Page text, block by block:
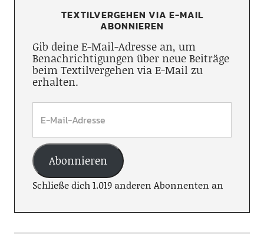
TEXTILVERGEHEN VIA E-MAIL
ABONNIEREN
Gib deine E-Mail-Adresse an, um
Benachrichtigungen über neue Beiträge
beim Textilvergehen via E-Mail zu
erhalten.
Abonnieren
Schließe dich 1.019 anderen Abonnenten an